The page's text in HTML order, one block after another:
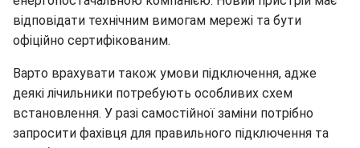
відповідати технічним вимогам мережі та бути
офіційно сертифікованим.
Варто врахувати також умови підключення, адже
деякі лічильники потребують особливих схем
встановлення. У разі самостійної заміни потрібно
запросити фахівця для правильного підключення та